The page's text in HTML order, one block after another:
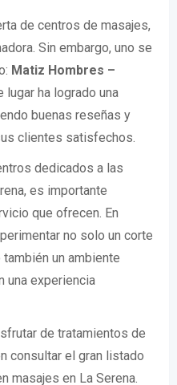
de centros de masajes,
Sin embargo, uno se
Matiz Hombres –
lugar ha logrado una
buenas reseñas y
clientes satisfechos.
dedicados a las
es importante
que ofrecen. En
no solo un corte
un ambiente
una experiencia
de tratamientos de
consultar el gran listado
masajes en La Serena.